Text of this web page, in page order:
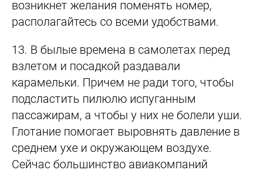
возникнет желания поменять номер,
располагайтесь со всеми удобствами.
13. В былые времена в самолетах перед
взлетом и посадкой раздавали
карамельки. Причем не ради того, чтобы
подсластить пилюлю испуганным
пассажирам, а чтобы у них не болели уши.
Глотание помогает выровнять давление в
среднем ухе и окружающем воздухе.
Сейчас большинство авиакомпаний